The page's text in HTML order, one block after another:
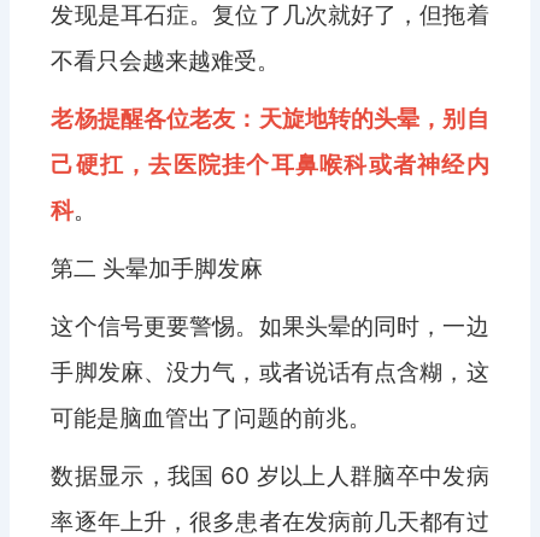
发现是耳石症。复位了几次就好了，但拖着
不看只会越来越难受。
老杨提醒各位老友：天旋地转的头晕，别自
己硬扛，去医院挂个耳鼻喉科或者神经内
科。
第二 头晕加手脚发麻
这个信号更要警惕。如果头晕的同时，一边
手脚发麻、没力气，或者说话有点含糊，这
可能是脑血管出了问题的前兆。
数据显示，我国 60 岁以上人群脑卒中发病
率逐年上升，很多患者在发病前几天都有过